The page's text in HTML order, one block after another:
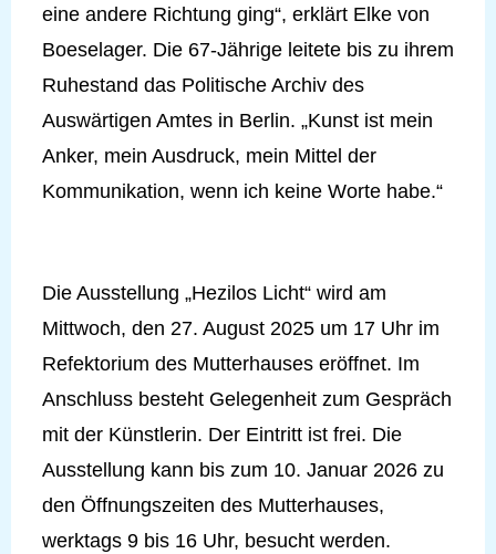
eine andere Richtung ging“, erklärt Elke von
Boeselager. Die 67-Jährige leitete bis zu ihrem
Ruhestand das Politische Archiv des
Auswärtigen Amtes in Berlin. „Kunst ist mein
Anker, mein Ausdruck, mein Mittel der
Kommunikation, wenn ich keine Worte habe.“
Die Ausstellung „Hezilos Licht“ wird am
Mittwoch, den 27. August 2025 um 17 Uhr im
Refektorium des Mutterhauses eröffnet. Im
Anschluss besteht Gelegenheit zum Gespräch
mit der Künstlerin. Der Eintritt ist frei. Die
Ausstellung kann bis zum 10. Januar 2026 zu
den Öffnungszeiten des Mutterhauses,
werktags 9 bis 16 Uhr, besucht werden.